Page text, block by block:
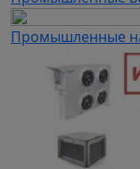
Промышленные